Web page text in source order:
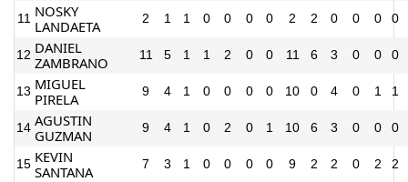
11 NOSKY
LANDAETA
2 1 1 0 0 0 0 2 2 0 0 0 0
12 DANIEL
ZAMBRANO
11 5 1 1 2 0 0 11 6 3 0 0 0
13 MIGUEL
PIRELA
9 4 1 0 0 0 0 10 0 4 0 1 1
14 AGUSTIN
GUZMAN
9 4 1 0 2 0 1 10 6 3 0 0 0
15 KEVIN
SANTANA
7 3 1 0 0 0 0 9 2 2 0 2 2